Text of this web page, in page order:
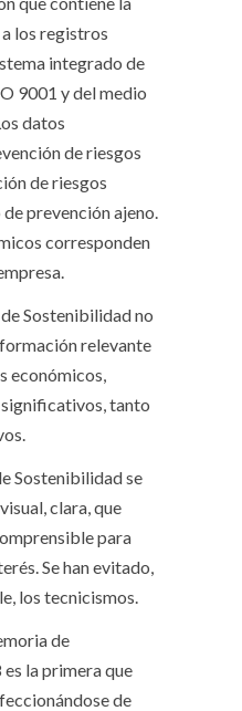
los registros
integrado de
9001 y del medio
datos
de riesgos
de riesgos
prevención ajeno.
corresponden
Sostenibilidad no
relevante
económicos,
tanto
Sostenibilidad se
clara, que
para
Se han evitado,
los tecnicismos.
de
la primera que
de